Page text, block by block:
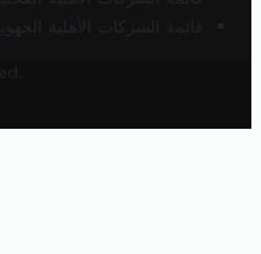
قائمة الشركات الأهلية